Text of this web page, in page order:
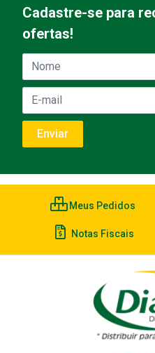
Cadastre-se para
ofertas!
Meus Pedidos
Notas Fiscais